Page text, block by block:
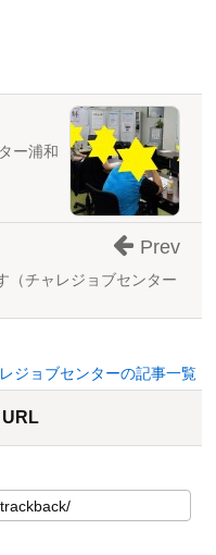
ー浦和
（チャレジョブセンター
Prev
ジョブセンターの記事一覧
URL